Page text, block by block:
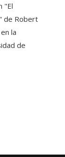
"El
de Robert
la
de